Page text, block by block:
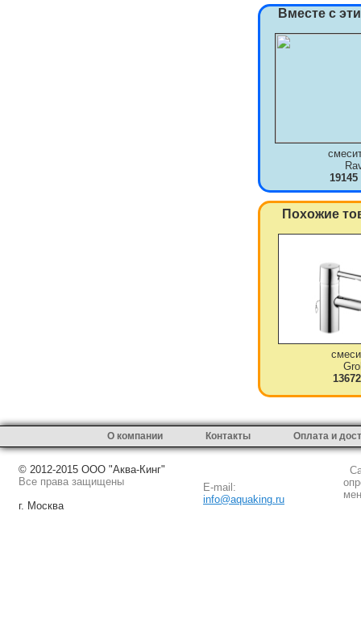
Вместе с
19145
Похожие
О компании Контакты Оплата и
© 2012-2015 ООО "Аква-Кинг"
Все права защищены
г. Москва
E-mail:
info@aquaking.ru